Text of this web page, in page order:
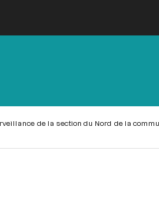
de la section du Nord de la